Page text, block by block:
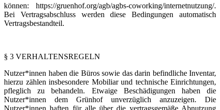
können: https://gruenhof.org/agb/agbs-coworking/internetnutzung/.
Bei Vertragsabschluss werden diese Bedingungen automatisch
Vertragsbestandteil.
§ 3 VERHALTENSREGELN
Nutzer*innen haben die Büros sowie das darin befindliche Inventar,
hierzu zählen insbesondere Mobiliar und technische Einrichtungen,
pfleglich zu behandeln. Etwaige Beschädigungen haben die
Nutzer*innen dem Grünhof unverzüglich anzuzeigen. Die
Nutzer*innen haften für alle über die vertragsgemäße Abnutzung